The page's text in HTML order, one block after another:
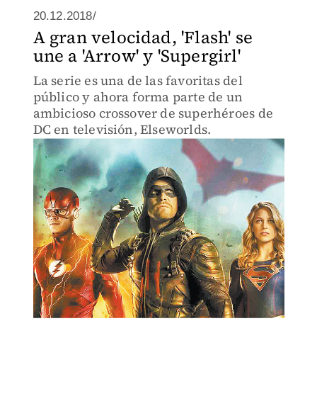
20.12.2018/
A gran velocidad, 'Flash' se
une a 'Arrow' y 'Supergirl'
La serie es una de las favoritas del
público y ahora forma parte de un
ambicioso crossover de superhéroes de
DC en televisión, Elseworlds.